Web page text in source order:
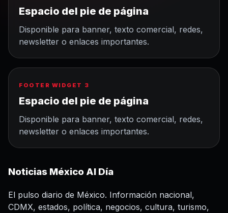
Espacio del pie de página
Disponible para banner, texto comercial, redes,
newsletter o enlaces importantes.
FOOTER WIDGET 3
Espacio del pie de página
Disponible para banner, texto comercial, redes,
newsletter o enlaces importantes.
Noticias México Al Día
El pulso diario de México. Información nacional,
CDMX, estados, política, negocios, cultura, turismo,